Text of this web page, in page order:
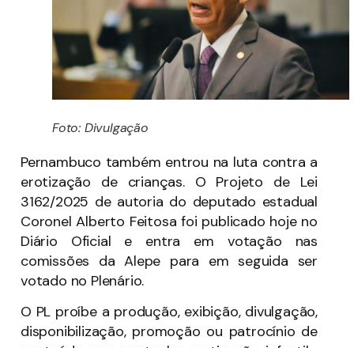
Foto: Divulgação
Pernambuco também entrou na luta contra a
erotização de crianças. O Projeto de Lei
3162/2025 de autoria do deputado estadual
Coronel Alberto Feitosa foi publicado hoje no
Diário Oficial e entra em votação nas
comissões da Alepe para em seguida ser
votado no Plenário.
O PL proíbe a produção, exibição, divulgação,
disponibilização, promoção ou patrocínio de